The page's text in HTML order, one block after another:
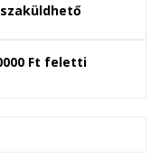
Ft feletti